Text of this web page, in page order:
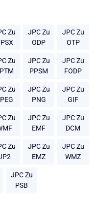
Zu
JPC Zu
ODP
JPC Zu
OTP
Zu
JPC Zu
PPSM
JPC Zu
FODP
Zu
JPC Zu
PNG
JPC Zu
GIF
Zu
JPC Zu
EMF
JPC Zu
DCM
Zu
JPC Zu
EMZ
JPC Zu
WMZ
JPC Zu
PSB